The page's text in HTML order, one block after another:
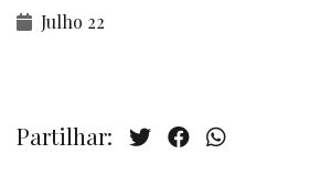
Julho 22
Partilhar: